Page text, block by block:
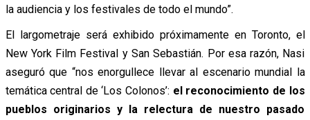
la audiencia y los festivales de todo el mundo”.
El largometraje será exhibido próximamente en Toronto, el
New York Film Festival y San Sebastián. Por esa razón, Nasi
aseguró que “nos enorgullece llevar al escenario mundial la
temática central de ‘Los Colonos’: el reconocimiento de los
pueblos originarios y la relectura de nuestro pasado